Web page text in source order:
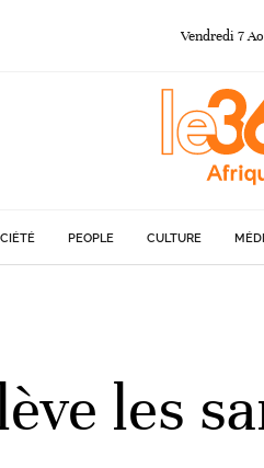
Vendredi 7
PEOPLE CULTURE
les